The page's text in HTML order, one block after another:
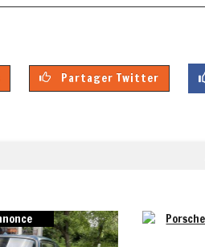
Partager Twitter
Voir cette annonce